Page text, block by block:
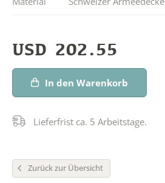
USD 202.55
In den Warenkorb
Lieferfrist ca. 5 Arbeitstage.
Zurück zur Übersicht